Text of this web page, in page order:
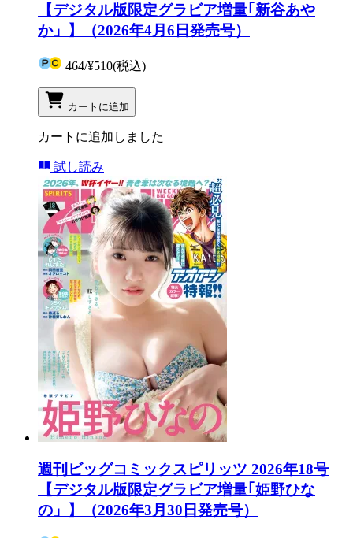
【デジタル版限定グラビア増量｢新谷あや
か」】（2026年4月6日発売号）
464/¥510(税込)
カートに追加
カートに追加しました
試し読み
週刊ビッグコミックスピリッツ 2026年18号
【デジタル版限定グラビア増量｢姫野ひな
の」】（2026年3月30日発売号）